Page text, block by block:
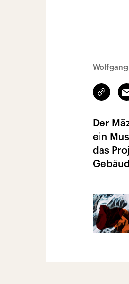
Link
Der
ein
das